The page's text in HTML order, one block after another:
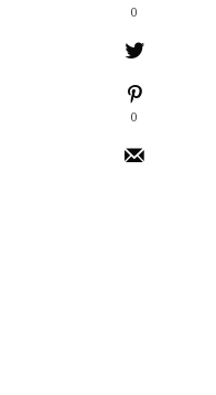
0
0